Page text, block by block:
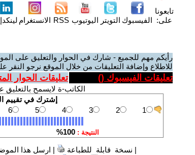
تابعونا
على: الفيسبوك التويتر اليوتيوب RSS الانستغرام
رأيكم مهم للجميع - شارك في الحوار والتعليق على
للاطلاع وإضافة التعليقات من خلال الموقع نرجو النقر
تعليقات الفيسبوك () تعليقات الحوار
الكاتب-ة لايسمح
| نسخة قابلة للطباعة | ارسل هذا